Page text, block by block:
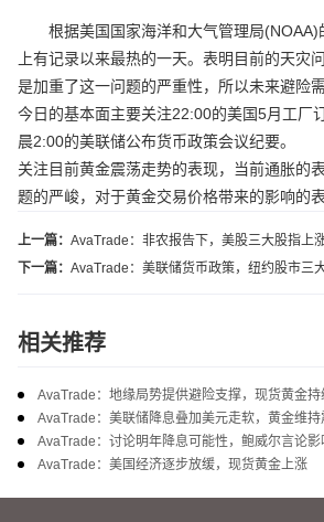
根据美国国家海洋和大气管理局(NOAA)
上有记录以来最热的一天。表明目前的天灾
是加重了这一问题的严重性，所以未来避险
今日的基本面主要关注22:00的美国5月工厂
晨2:00的美联储公布货币政策会议纪要。
关注目前黄金震荡走势的表现，当前通胀的
题的严峻，对于黄金交易价格带来的影响的表
上一篇： AvaTrade：非农报告下，美股三大股指上
下一篇： AvaTrade：美联储货币政策，纽约股市三
相关推荐
AvaTrade：地缘局势提供避险支撑，现货黄金持
AvaTrade：美联储降息叠加美元走软，黄金维持
AvaTrade：讨论明年降息可能性，鲍威尔言论影
AvaTrade：美国经济逐步放缓，现货黄金上涨